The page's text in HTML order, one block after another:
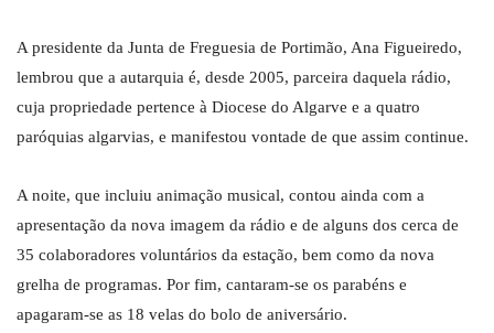
A presidente da Junta de Freguesia de Portimão, Ana Figueiredo,
lembrou que a autarquia é, desde 2005, parceira daquela rádio,
cuja propriedade pertence à Diocese do Algarve e a quatro
paróquias algarvias, e manifestou vontade de que assim continue.
A noite, que incluiu animação musical, contou ainda com a
apresentação da nova imagem da rádio e de alguns dos cerca de
35 colaboradores voluntários da estação, bem como da nova
grelha de programas. Por fim, cantaram-se os parabéns e
apagaram-se as 18 velas do bolo de aniversário.